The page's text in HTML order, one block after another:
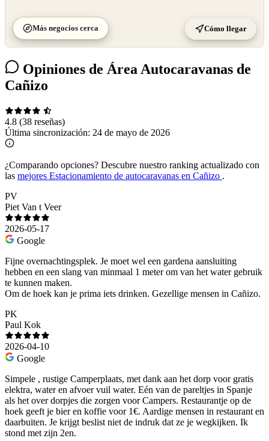
Más negocios cerca Cómo llegar
Opiniones de Área Autocaravanas de
Cañizo
4.8 (38 reseñas)
Última sincronización: 24 de mayo de 2026
¿Comparando opciones? Descubre nuestro ranking actualizado con
las mejores Estacionamiento de autocaravanas en Cañizo .
PV
Piet Van t Veer
2026-05-17
Google
Fijne overnachtingsplek. Je moet wel een gardena aansluiting
hebben en een slang van minmaal 1 meter om van het water gebruik
te kunnen maken.
Om de hoek kan je prima iets drinken. Gezellige mensen in Cañizo.
PK
Paul Kok
2026-04-10
Google
Simpele , rustige Camperplaats, met dank aan het dorp voor gratis
elektra, water en afvoer vuil water. Eén van de pareltjes in Spanje
als het over dorpjes die zorgen voor Campers. Restaurantje op de
hoek geeft je bier en koffie voor 1€. Aardige mensen in restaurant en
daarbuiten. Je krijgt beslist niet de indruk dat ze je wegkijken. Ik
stond met zijn 2en.